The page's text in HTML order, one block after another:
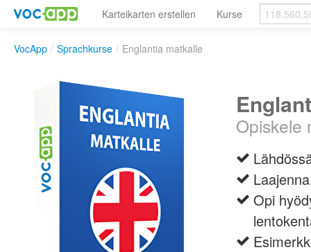
Karteikarten erstellen Kurse
VocApp / Sprachkurse / Englantia matkalle
Opiskele
Opi